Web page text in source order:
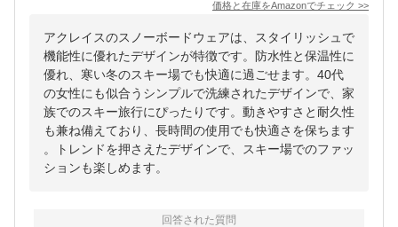
価格と在庫をAmazonでチェック >>
アクレイスのスノーボードウェアは、スタイリッシュで
機能性に優れたデザインが特徴です。防水性と保温性に
優れ、寒い冬のスキー場でも快適に過ごせます。40代
の女性にも似合うシンプルで洗練されたデザインで、家
族でのスキー旅行にぴったりです。動きやすさと耐久性
も兼ね備えており、長時間の使用でも快適さを保ちます
。トレンドを押さえたデザインで、スキー場でのファッ
ションも楽しめます。
回答された質問